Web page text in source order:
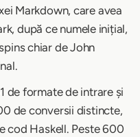
Markdown, care avea
după ce numele inițial,
chiar de John
de formate de intrare și
de conversii distincte,
cod Haskell. Peste 600